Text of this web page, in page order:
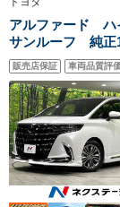
アルファード ハ
サンルーフ 純
ラ JBLサウンド
ー デジタルミ
ルーズ 禁煙車
販売店保証 車両品質評